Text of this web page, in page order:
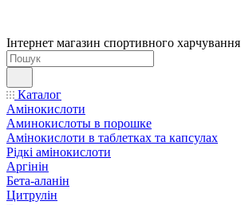
Інтернет магазин спортивного харчування
Каталог
Амінокислоти
Аминокислоты в порошке
Амінокислоти в таблетках та капсулах
Рідкі амінокислоти
Аргінін
Бета-аланін
Цитрулін